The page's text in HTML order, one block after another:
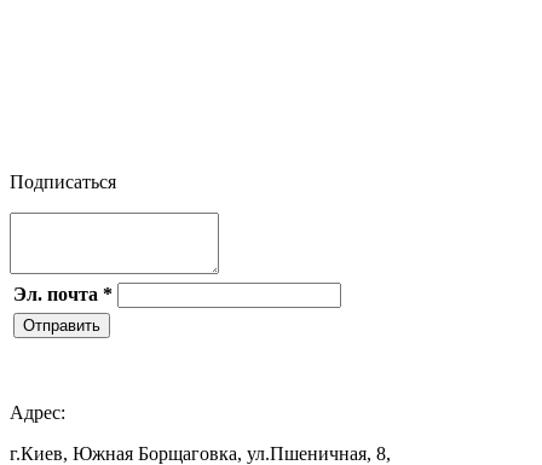
Подписаться
Эл. почта *
Отправить
Адрес:
г.Киев, Южная Борщаговка, ул.Пшеничная, 8,